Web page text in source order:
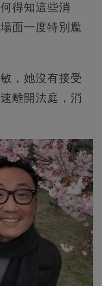
得知這些消
面一度特別尷
，她沒有接受
離開法庭，消